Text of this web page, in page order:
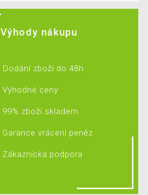
Výhody nákupu
Dodání zboží do 48h
Výhodné ceny
99% zboží skladem
Garance vrácení peněz
Zákaznická podpora